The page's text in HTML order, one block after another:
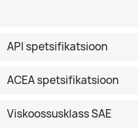
API spetsifikatsioon
ACEA spetsifikatsioon
Viskoossusklass SAE